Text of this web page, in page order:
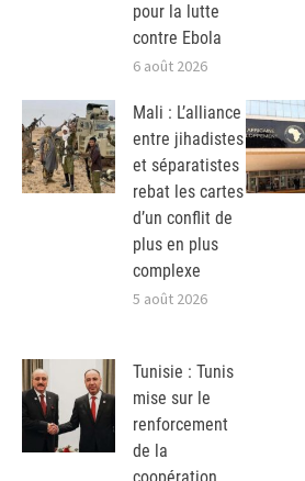
pour la lutte
contre Ebola
6 août 2026
Mali : L’alliance
entre jihadistes
et séparatistes
rebat les cartes
d’un conflit de
plus en plus
complexe
5 août 2026
Tunisie : Tunis
mise sur le
renforcement
de la